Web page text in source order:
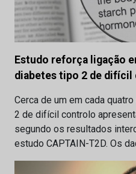
Estudo reforça ligação
diabetes tipo 2 de
Cerca de um em cada
2 de difícil controlo
segundo os resultados
estudo CAPTAIN-T2D. Os